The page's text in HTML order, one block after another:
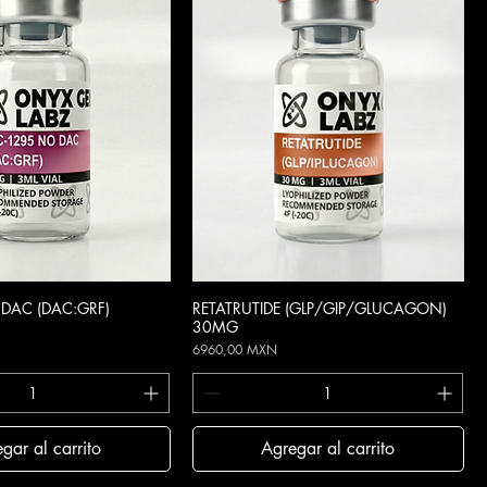
rápida
(DAC:GRF)
al carrito
Vista rápida
RETATRUTIDE (GLP/GIP/GLUCAGON)
30MG
Precio
6960,00 MXN
Agregar al carrito